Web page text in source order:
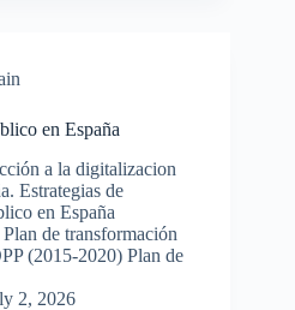
en España
a la digitalizacion
Estrategias de
en España
de transformación
(2015-2020) Plan de
2, 2026